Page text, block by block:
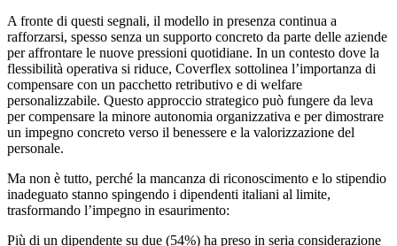
A fronte di questi segnali, il modello in presenza continua a
rafforzarsi, spesso senza un supporto concreto da parte delle aziende
per affrontare le nuove pressioni quotidiane. In un contesto dove la
flessibilità operativa si riduce, Coverflex sottolinea l’importanza di
compensare con un pacchetto retributivo e di welfare
personalizzabile. Questo approccio strategico può fungere da leva
per compensare la minore autonomia organizzativa e per dimostrare
un impegno concreto verso il benessere e la valorizzazione del
personale.
Ma non è tutto, perché la mancanza di riconoscimento e lo stipendio
inadeguato stanno spingendo i dipendenti italiani al limite,
trasformando l’impegno in esaurimento:
Più di un dipendente su due (54%) ha preso in seria considerazione